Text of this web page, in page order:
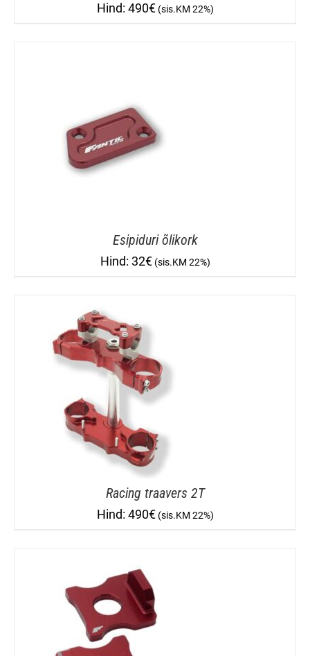
490€
Esipiduri õlikork
32€
Racing traavers 2T
490€